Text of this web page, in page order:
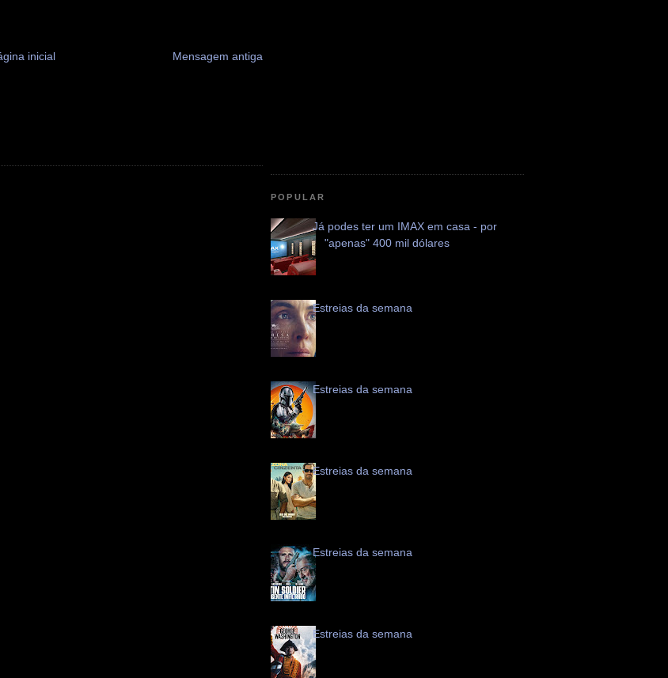
Mensagem antiga
inicial
POPULAR
Já podes ter um IMAX em casa - por
"apenas" 400 mil dólares
Estreias da semana
Estreias da semana
Estreias da semana
Estreias da semana
Estreias da semana